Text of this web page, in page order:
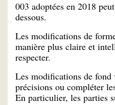
003 adoptées en 2018
dessous.
Les modifications de
manière plus claire et
respecter.
Les modifications de fond
précisions ou compléter
En particulier, les parties